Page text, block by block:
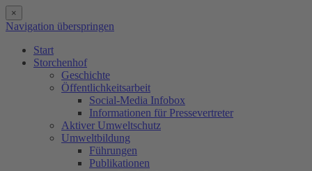
×
Navigation überspringen
Start
Storchenhof
Geschichte
Öffentlichkeitsarbeit
Social-Media Infobox
Informationen für Pressevertreter
Aktiver Umweltschutz
Umweltbildung
Führungen
Publikationen